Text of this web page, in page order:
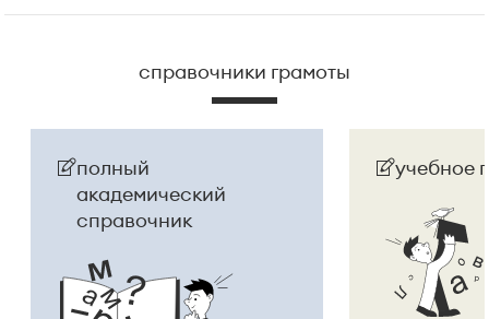
справочники грамоты
полный
академический
справочник
учебное